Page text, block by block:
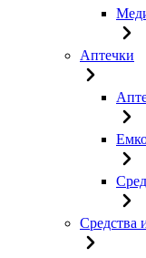
Аптечки
Средства